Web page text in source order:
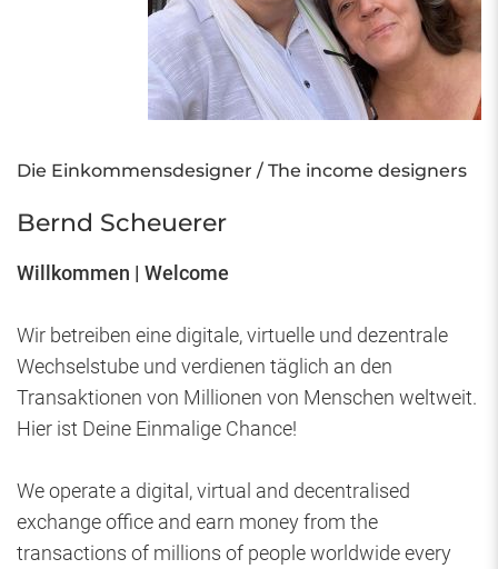
Die Einkommensdesigner / The income designers
Bernd Scheuerer
Willkommen | Welcome
Wir betreiben eine digitale, virtuelle und dezentrale
Wechselstube und verdienen täglich an den
Transaktionen von Millionen von Menschen weltweit.
Hier ist Deine Einmalige Chance!
We operate a digital, virtual and decentralised
exchange office and earn money from the
transactions of millions of people worldwide every